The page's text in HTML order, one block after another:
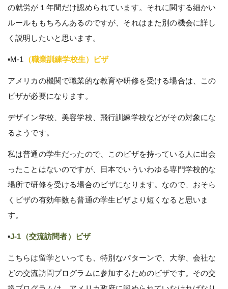
の就労が１年間だけ認められています。それに関する細かい
ルールももちろんあるのですが、それはまた別の機会に詳し
く説明したいと思います。
▪︎M-1 （職業訓練学校生）ビザ
アメリカの機関で職業的な教育や研修を受ける場合は、この
ビザが必要になります。
デザイン学校、美容学校、飛行訓練学校などがその対象にな
るようです。
私は普通の学生だったので、このビザを持っている人に出会
ったことはないのですが、日本でいういわゆる専門学校的な
場所で研修を受ける場合のビザになります。なので、おそら
くビザの有効年数も普通の学生ビザより短くなると思いま
す。
▪︎J-1（交流訪問者）ビザ
こちらは留学といっても、特別なパターンで、大学、会社な
どの交流訪問プログラムに参加するためのビザです。その交